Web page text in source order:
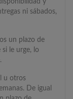
y
ni sábados,
un plazo de
le urge, lo
u otros
De igual